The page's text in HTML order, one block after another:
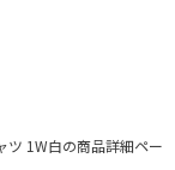
ツ 1W白の商品詳細ペー